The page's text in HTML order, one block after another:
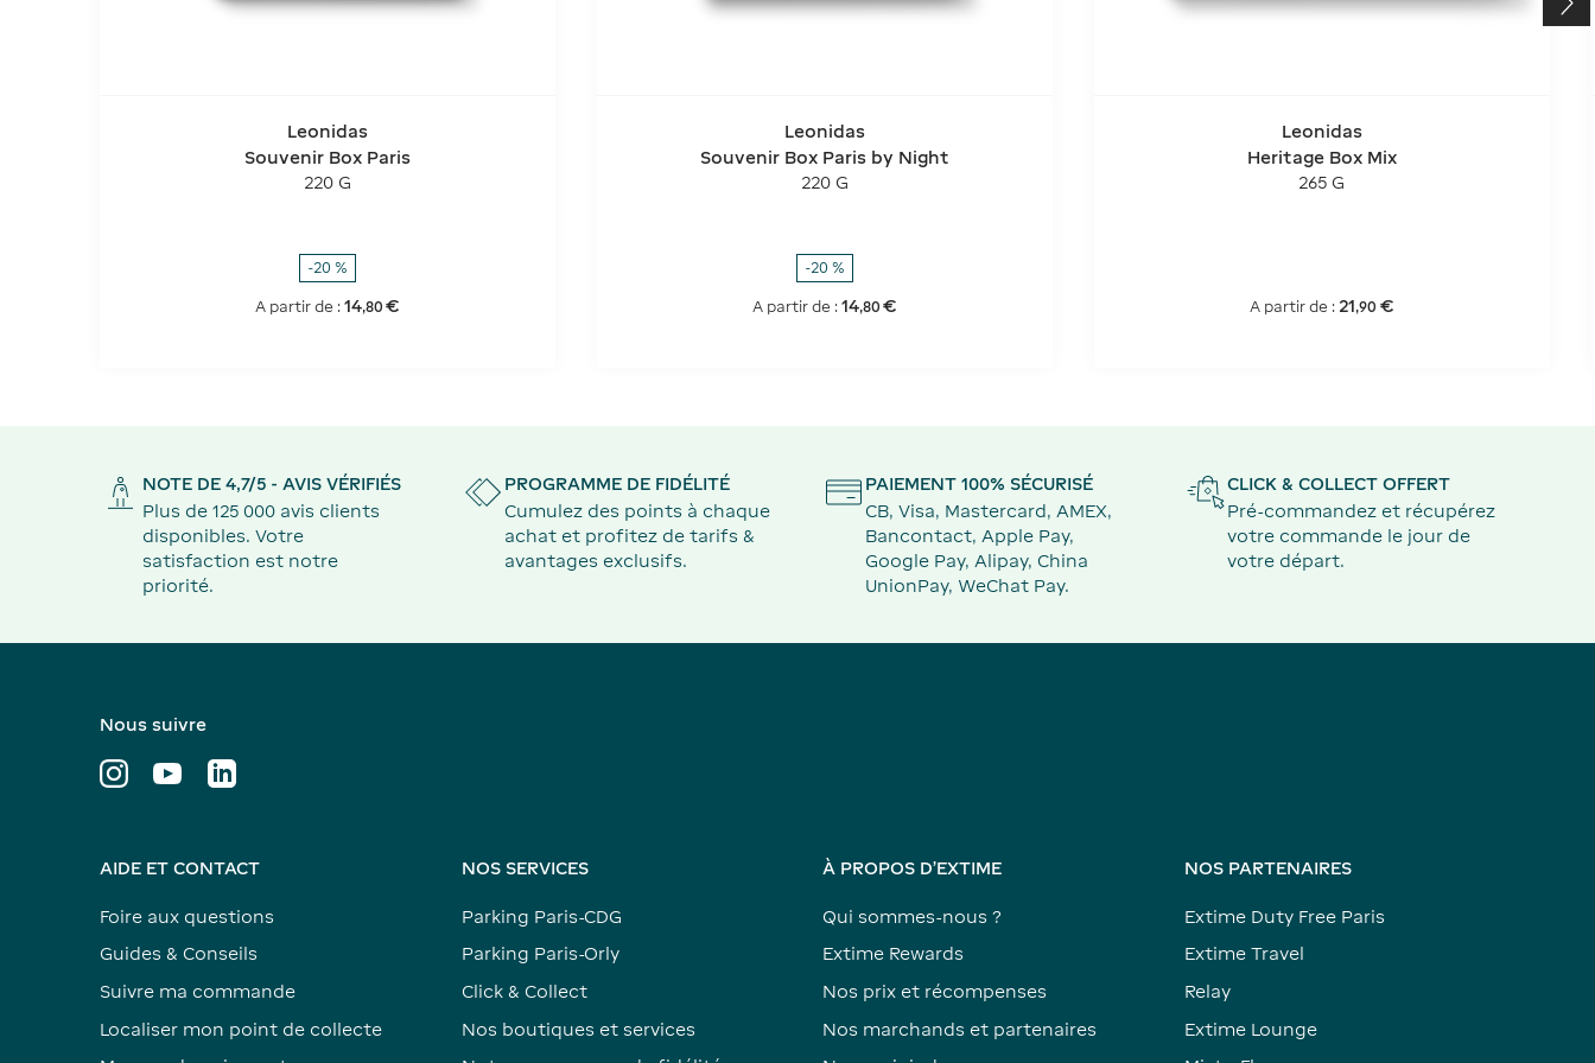
Leonidas
Souvenir Box Paris
220 G
-20 %
A partir de : 14,80 €
Leonidas
Souvenir Box Paris by Night
220 G
-20 %
A partir de : 14,80 €
Leonidas
Heritage Box Mix
265 G
A partir de : 21,90 €
NOTE DE 4,7/5 - AVIS VÉRIFIÉS
Plus de 125 000 avis clients
disponibles. Votre
satisfaction est notre
priorité.
PROGRAMME DE FIDÉLITÉ
Cumulez des points à chaque
achat et profitez de tarifs &
avantages exclusifs.
PAIEMENT 100% SÉCURISÉ
CB, Visa, Mastercard, AMEX,
Bancontact, Apple Pay,
Google Pay, Alipay, China
UnionPay, WeChat Pay.
CLICK & COLLECT OFFERT
Pré-commandez et récupérez
votre commande le jour de
votre départ.
Nous suivre
AIDE ET CONTACT
Foire aux questions
Guides & Conseils
Suivre ma commande
Localiser mon point de collecte
NOS SERVICES
Parking Paris-CDG
Parking Paris-Orly
Click & Collect
Nos boutiques et services
À PROPOS D'EXTIME
Qui sommes-nous ?
Extime Rewards
Nos prix et récompenses
Nos marchands et partenaires
NOS PARTENAIRES
Extime Duty Free Paris
Extime Travel
Relay
Extime Lounge